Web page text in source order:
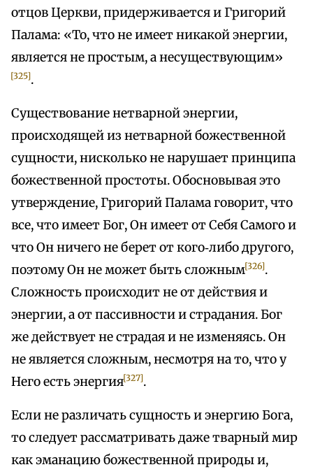
отцов Церкви, придерживается и Григорий
Палама: «То, что не имеет никакой энергии,
является не простым, а несуществующим»
[325].
Существование нетварной энергии,
происходящей из нетварной божественной
сущности, нисколько не нарушает принципа
божественной простоты. Обосновывая это
утверждение, Григорий Палама говорит, что
все, что имеет Бог, Он имеет от Себя Самого и
что Он ничего не берет от кого‑либо другого,
поэтому Он не может быть сложным[326].
Сложность происходит не от действия и
энергии, а от пассивности и страдания. Бог
же действует не страдая и не изменяясь. Он
не является сложным, несмотря на то, что у
Него есть энергия[327].
Если не различать сущность и энергию Бога,
то следует рассматривать даже тварный мир
как эманацию божественной природы и,